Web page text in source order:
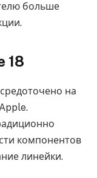
больше
18
на
компонентов
линейки.